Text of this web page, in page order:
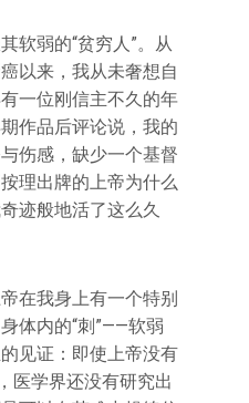
软弱的“贫穷人”。从
以来，我从未奢想自
一位刚信主不久的年
作品后评论说，我的
伤感，缺少一个基督
理出牌的上帝为什么
迹般地活了这么久
在我身上有一个特别
体内的“刺”——软弱
见证：即使上帝没有
医学界还没有研究出